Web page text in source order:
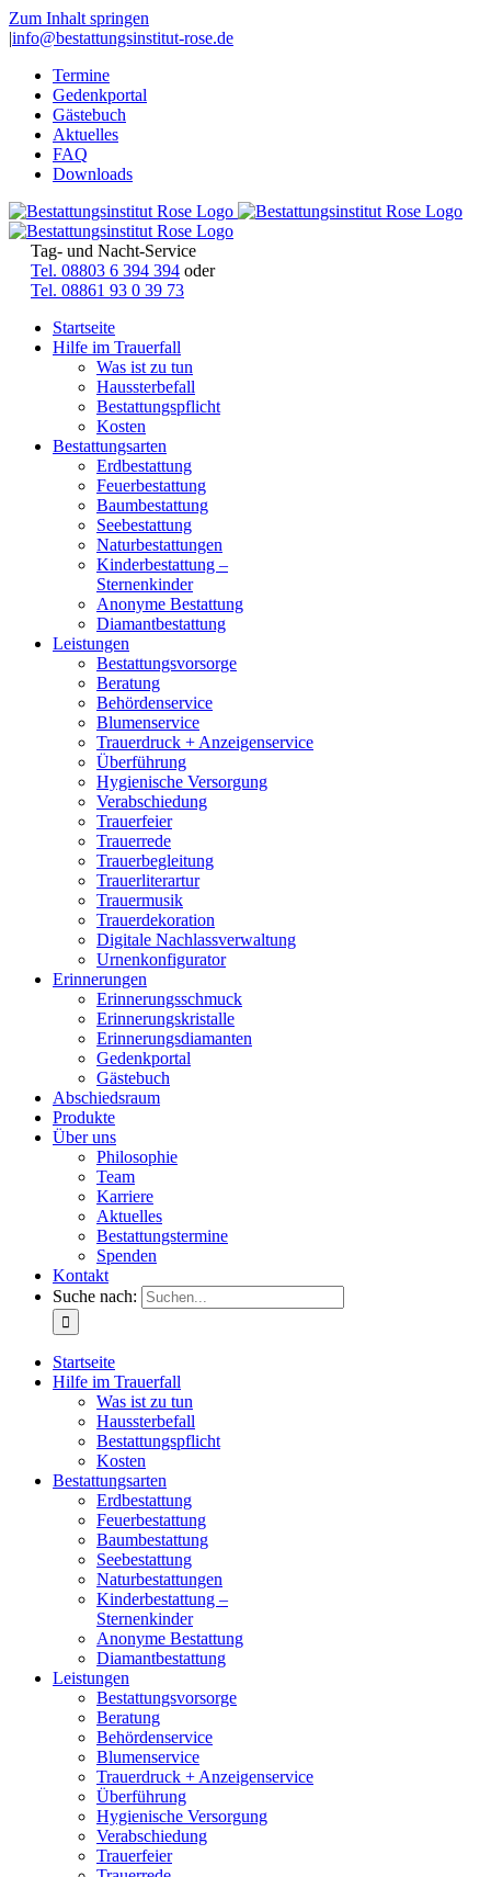
Zum Inhalt springen
|info@bestattungsinstitut-rose.de
Termine
Gedenkportal
Gästebuch
Aktuelles
FAQ
Downloads
Tag- und Nacht-Service
Tel. 08803 6 394 394 oder
Tel. 08861 93 0 39 73
Startseite
Hilfe im Trauerfall
Was ist zu tun
Haussterbefall
Bestattungspflicht
Kosten
Bestattungsarten
Erdbestattung
Feuerbestattung
Baumbestattung
Seebestattung
Naturbestattungen
Kinderbestattung –
Sternenkinder
Anonyme Bestattung
Diamantbestattung
Leistungen
Bestattungsvorsorge
Beratung
Behördenservice
Blumenservice
Trauerdruck + Anzeigenservice
Überführung
Hygienische Versorgung
Verabschiedung
Trauerfeier
Trauerrede
Trauerbegleitung
Trauerliterartur
Trauermusik
Trauerdekoration
Digitale Nachlassverwaltung
Urnenkonfigurator
Erinnerungen
Erinnerungsschmuck
Erinnerungskristalle
Erinnerungsdiamanten
Gedenkportal
Gästebuch
Abschiedsraum
Produkte
Über uns
Philosophie
Team
Karriere
Aktuelles
Bestattungstermine
Spenden
Kontakt
Suche nach:
Startseite
Hilfe im Trauerfall
Was ist zu tun
Haussterbefall
Bestattungspflicht
Kosten
Bestattungsarten
Erdbestattung
Feuerbestattung
Baumbestattung
Seebestattung
Naturbestattungen
Kinderbestattung –
Sternenkinder
Anonyme Bestattung
Diamantbestattung
Leistungen
Bestattungsvorsorge
Beratung
Behördenservice
Blumenservice
Trauerdruck + Anzeigenservice
Überführung
Hygienische Versorgung
Verabschiedung
Trauerfeier